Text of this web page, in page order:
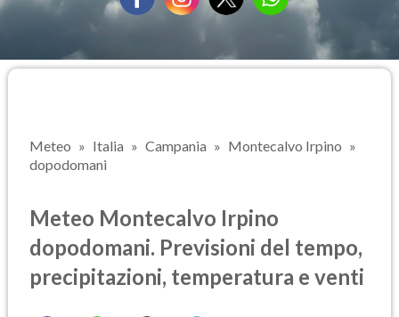
Meteo Italia Campania
Montecalvo Irpino
dopodomani
Meteo Montecalvo Irpino
dopodomani. Previsioni del tempo,
precipitazioni, temperatura e venti